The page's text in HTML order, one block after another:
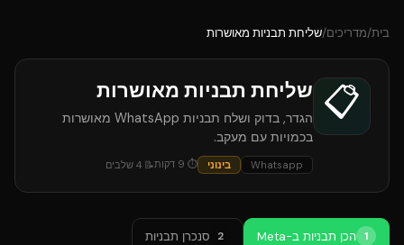
בית/מדריכים/שליחת תבניות מאושרות
📋 שליחת תבניות מאושרות
הגדר, בדוק ושלח תבניות WhatsApp מאושרות
בכמויות עם מעקב.
Whatsapp בינוני ⏱
9 דקות📝
4 שלבים
1 הכן תבניות ב-Meta 2 סנכרן תבניות